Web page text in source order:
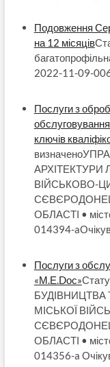
Подовження
на 12 місяців
2022-11-09-
Послуги з
обслуговування
ключів
АРХІТЕКТУРИ
ВІЙСЬКОВО-
ОБЛАСТІ •
014394-
Послуги з
«М.Е.Dос»
БУДІВНИЦТВА
МІСЬКОЇ
ОБЛАСТІ •
014356-a